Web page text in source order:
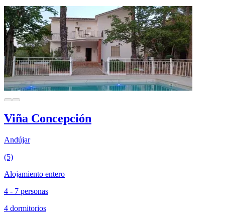
Viña Concepción
Andújar
(5)
Alojamiento entero
4 - 7 personas
4 dormitorios